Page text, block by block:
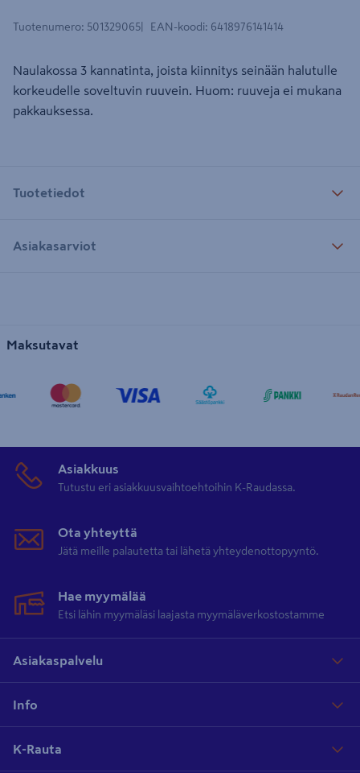
Tuotenumero: 501329065 EAN-koodi: 6418976141414
Naulakossa 3 kannatinta, joista kiinnitys seinään halutulle
korkeudelle soveltuvin ruuvein. Huom: ruuveja ei mukana
pakkauksessa.
Tuotetiedot
Asiakasarviot
Maksutavat
Asiakkuus
Tutustu eri asiakkuusvaihtoehtoihin K-Raudassa.
Ota yhteyttä
Jätä meille palautetta tai lähetä yhteydenottopyyntö.
Hae myymälää
Etsi lähin myymäläsi laajasta myymäläverkostostamme
Asiakaspalvelu
Info
K-Rauta